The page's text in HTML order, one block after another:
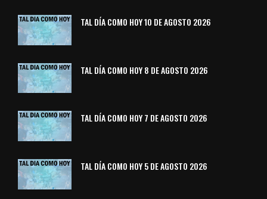
TAL DÍA COMO HOY 10 DE AGOSTO 2026
TAL DÍA COMO HOY 8 DE AGOSTO 2026
TAL DÍA COMO HOY 7 DE AGOSTO 2026
TAL DÍA COMO HOY 5 DE AGOSTO 2026